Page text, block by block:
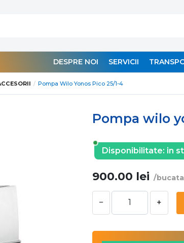
DESPRE NOI SERVICII
Pompa Wilo Yonos Pico 25/1-4
Pompa wilo
Disponibilitate: in
900.00 lei /bucata
− +